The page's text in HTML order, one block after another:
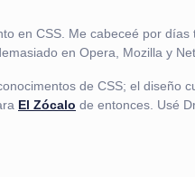
en CSS. Me cabeceé por
en Opera, Mozilla y
de CSS; el diseño
El Zócalo de entonces. Usé